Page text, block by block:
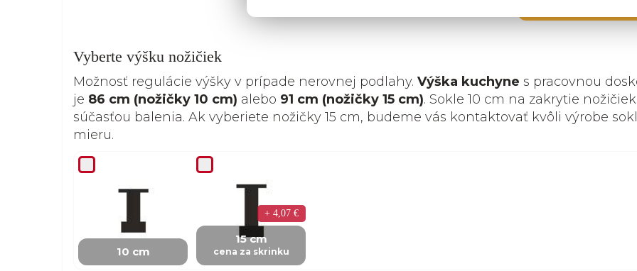
Vyberte výšku nožičiek
Možnosť regulácie výšky v prípade nerovnej podlahy. Výška kuchyne s pracovnou
je 86 cm (nožičky 10 cm) alebo 91 cm (nožičky 15 cm). Sokle 10 cm na zakrytie
súčasťou balenia. Ak vyberiete nožičky 15 cm, budeme vás kontaktovať kvôli výrobe
mieru.
10 cm
15 cm
cena za skrinku
+ 4,07 €